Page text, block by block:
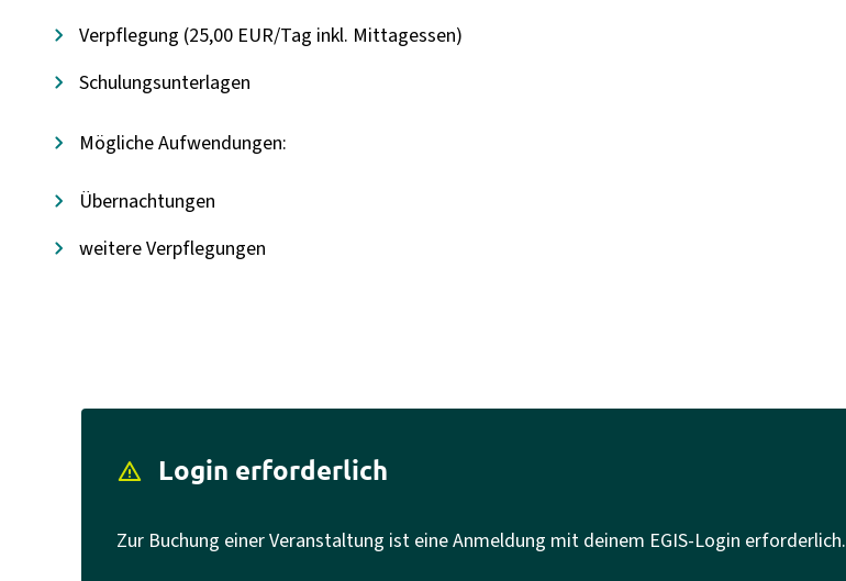
Verpflegung (25,00 EUR/Tag inkl. Mittagessen)
Schulungsunterlagen
Mögliche Aufwendungen:
Übernachtungen
weitere Verpflegungen
report_problem Login erforderlich
Zur Buchung einer Veranstaltung ist eine Anmeldung mit deinem EGIS-Login erforderlich.